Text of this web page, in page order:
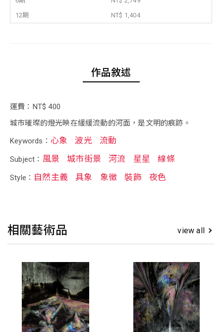
12期
NT$ 1,404
作品敘述
運費：NT$ 400
城市璀璨的燈光映在緩緩流動的河面，是文明的痕跡。
Keywords： 心象 波光 流動
Subject： 風景 城市街景 河流 星星 線條
Style： 自然主義 具象 象徵 裝飾 夜色
相關藝術品 view all